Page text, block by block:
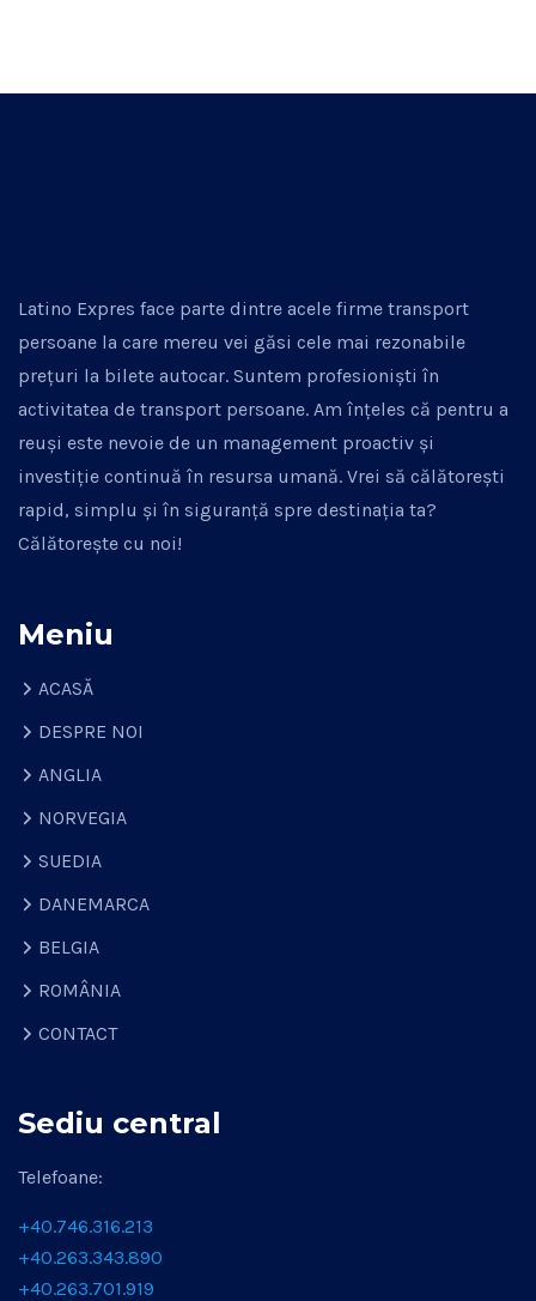
Latino Expres face parte dintre acele firme transport
persoane la care mereu vei găsi cele mai rezonabile
prețuri la bilete autocar. Suntem profesioniști în
activitatea de transport persoane. Am înțeles că pentru a
reuși este nevoie de un management proactiv și
investiție continuă în resursa umană. Vrei să călătorești
rapid, simplu și în siguranță spre destinația ta?
Călătorește cu noi!
Meniu
ACASĂ
DESPRE NOI
ANGLIA
NORVEGIA
SUEDIA
DANEMARCA
BELGIA
ROMÂNIA
CONTACT
Sediu central
Telefoane:
+40.746.316.213
+40.263.343.890
+40.263.701.919